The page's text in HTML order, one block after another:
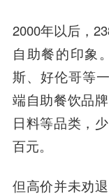
2000年以后，
自助餐的印象
斯、好伦哥等
端自助餐饮品
日料等品类，
百元。
但高价并未劝